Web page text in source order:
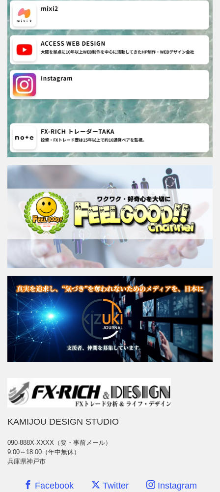
KAMIJOU DESIGN STUDIO
090-888X-XXXX（要・事前メール）
9:00～18:00（年中無休）
兵庫県神戸市
Facebook Twitter Instagram